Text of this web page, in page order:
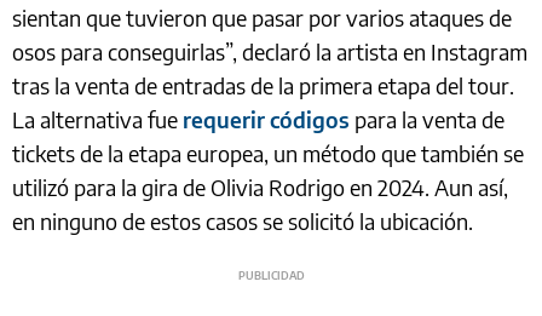
sientan que tuvieron que pasar por varios ataques de
osos para conseguirlas”, declaró la artista en Instagram
tras la venta de entradas de la primera etapa del tour.
La alternativa fue requerir códigos para la venta de
tickets de la etapa europea, un método que también se
utilizó para la gira de Olivia Rodrigo en 2024. Aun así,
en ninguno de estos casos se solicitó la ubicación.